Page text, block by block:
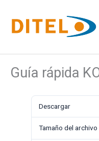
contenido
Guía rápida
Descargar
Tamaño del archivo